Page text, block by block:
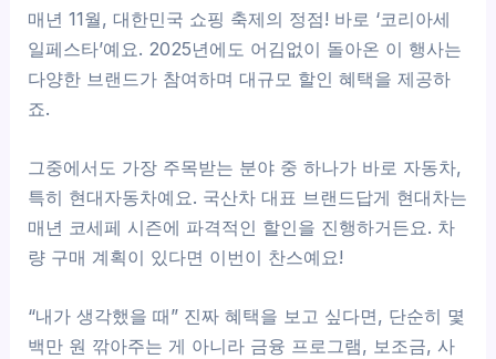
매년 11월, 대한민국 쇼핑 축제의 정점! 바로 ‘코리아세
일페스타’예요. 2025년에도 어김없이 돌아온 이 행사는
다양한 브랜드가 참여하며 대규모 할인 혜택을 제공하
죠.
그중에서도 가장 주목받는 분야 중 하나가 바로 자동차,
특히 현대자동차예요. 국산차 대표 브랜드답게 현대차는
매년 코세페 시즌에 파격적인 할인을 진행하거든요. 차
량 구매 계획이 있다면 이번이 찬스예요!
“내가 생각했을 때” 진짜 혜택을 보고 싶다면, 단순히 몇
백만 원 깎아주는 게 아니라 금융 프로그램, 보조금, 사